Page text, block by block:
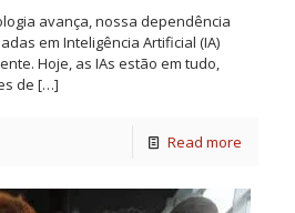
avança, nossa dependência
em Inteligência Artificial (IA)
Hoje, as IAs estão em tudo,
de […]
Read more